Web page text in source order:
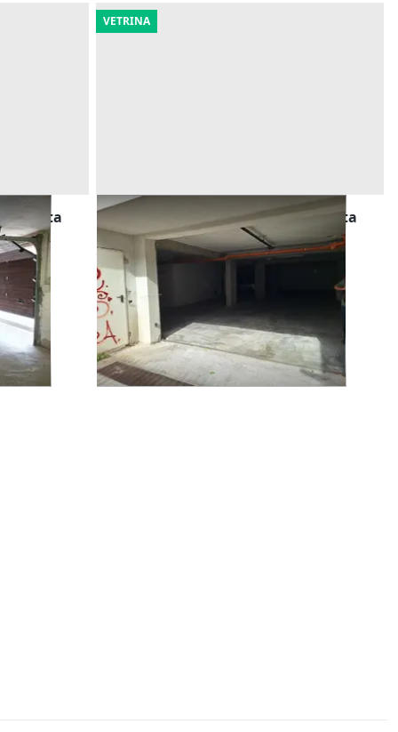
VETRINA
Asta Quota di autorimessa interrata
(sub 20)
Carini (Palermo)
Offerta minima
85.000 €
15/09/2026